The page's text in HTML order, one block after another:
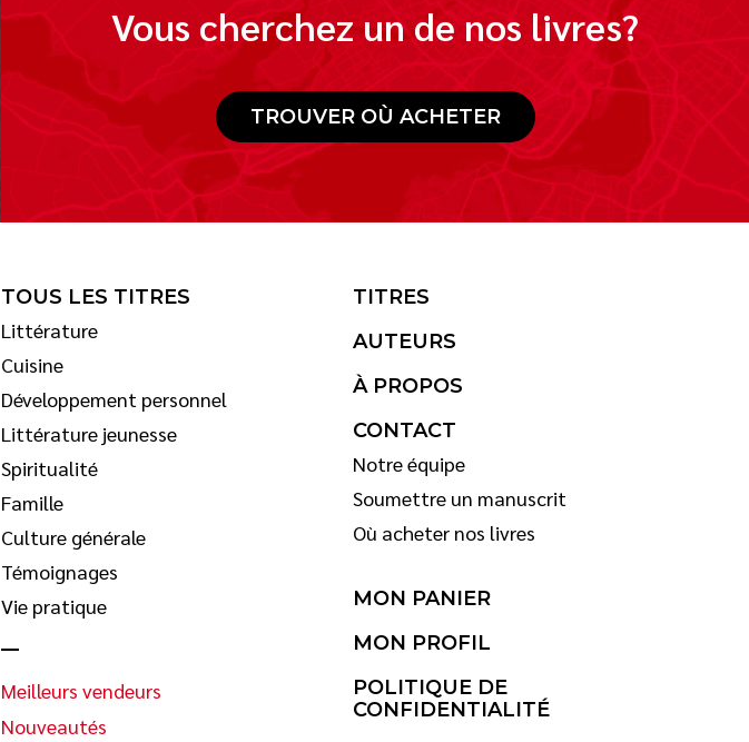
Vous cherchez un de nos livres?
TROUVER OÙ ACHETER
TOUS LES TITRES
Littérature
Cuisine
Développement personnel
Littérature jeunesse
Spiritualité
Famille
Culture générale
Témoignages
Vie pratique
Meilleurs vendeurs
Nouveautés
TITRES
AUTEURS
À PROPOS
CONTACT
Notre équipe
Soumettre un manuscrit
Où acheter nos livres
MON PANIER
MON PROFIL
POLITIQUE DE
CONFIDENTIALITÉ